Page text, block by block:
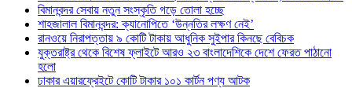
বিমানবন্দর সেবায় নতুন সংস্কৃতি গড়ে তোলা হচ্ছে
শাহজালাল বিমানবন্দর: ক্যানোপিতে ‘উন্নতির লক্ষণ নেই’
রানওয়ে নিরাপত্তায় ৯ কোটি টাকায় আধুনিক সুইপার কিনছে বেবিচক
যুক্তরাষ্ট্র থেকে বিশেষ ফ্লাইটে আরও ২৩ বাংলাদেশিকে দেশে ফেরত পাঠানো
হলো
ঢাকার এয়ারফ্রেইটে কোটি টাকার ১০১ কার্টন পণ্য আটক